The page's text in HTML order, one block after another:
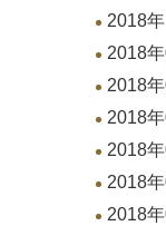
2018
2018
2018
2018
2018
2018
2018